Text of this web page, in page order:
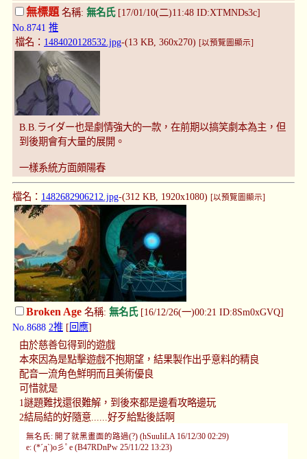
無標題名稱: 無名氏[17/01/10(二)11:48 ID:XTMNDs3c]
No.8741 推
檔名： 1484020128532.jpg-(13 KB, 360x270) [以預覽圖顯示]
B.B.ライダー也是劇情強大的一款，在前期以搞笑劇本為主，但
到後期會有大量的展開。
一樣系統方面頗陽春
檔名： 1482682906212.jpg-(312 KB, 1920x1080) [以預覽圖顯示]
Broken Age 名稱: 無名氏[16/12/26(一)00:21 ID:8Sm0xGVQ]
No.8688 2推 [ 回應]
由於慈善包得到的遊戲
本來因為是點擊遊戲不抱期望，結果製作出乎意料的精良
配音一流角色鮮明而且美術優良
可惜就是
1謎題難找還很難解，到後來都是邊看攻略邊玩
2結局結的好隨意......好歹給點後話啊
無名氏: 開了就黑畫面的路過(?) (hSuuIiLA 16/12/30 02:29)
e: (*´д`)o彡ﾟe (B47RDnPw 25/11/22 13:23)